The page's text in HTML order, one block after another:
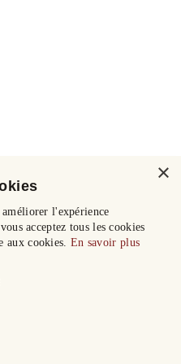
×
l'expérience
acceptez tous les cookies
aux cookies. En savoir plus